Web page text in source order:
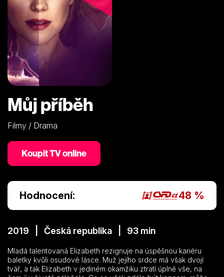
Můj příběh
Filmy / Drama
Koupit TV online
Hodnocení: 48 %
2019 | Česká republika | 93 min
Mladá talentovaná Elizabeth rezignuje na úspěšnou kariéru
baletky kvůli osudové lásce. Muž jejího srdce má však dvojí
tvář, a tak Elizabeth v jediném okamžiku ztratí úplně vše, na